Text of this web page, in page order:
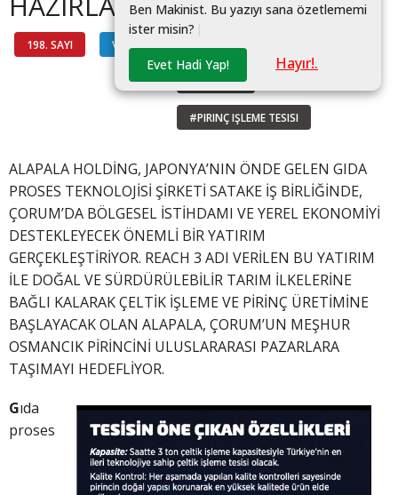
198. SAYI VİTRİN #YERLI
#ALAPALA
#PIRINÇ IŞLEME TESISI
Ben Makinist. Bu yazıyı sana özetlememi
ister misin? |
Evet Hadi Yap! Hayır!.
ALAPALA HOLDİNG, JAPONYA’NIN ÖNDE GELEN GIDA
PROSES TEKNOLOJİSİ ŞİRKETİ SATAKE İŞ BİRLİĞİNDE,
ÇORUM’DA BÖLGESEL İSTİHDAMI VE YEREL EKONOMİYİ
DESTEKLEYECEK ÖNEMLİ BİR YATIRIM
GERÇEKLEŞTİRİYOR. REACH 3 ADI VERİLEN BU YATIRIM
İLE DOĞAL VE SÜRDÜRÜLEBİLİR TARIM İLKELERİNE
BAĞLI KALARAK ÇELTİK İŞLEME VE PİRİNÇ ÜRETİMİNE
BAŞLAYACAK OLAN ALAPALA, ÇORUM’UN MEŞHUR
OSMANCIK PİRİNCİNİ ULUSLARARASI PAZARLARA
TAŞIMAYI HEDEFLİYOR.
Gıda
proses